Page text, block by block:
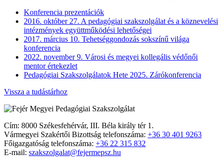
Konferencia prezentációk
2016. október 27. A pedagógiai szakszolgálat és a köznevelési
intézmények együttműködési lehetőségei
2017. március 10. Tehetséggondozás sokszínű világa
konferencia
2022. november 9. Városi és megyei kollegális védőnői
mentor értekezlet
Pedagógiai Szakszolgálatok Hete 2025. Zárókonferencia
Vissza a tudástárhoz
Cím: 8000 Székesfehérvár, III. Béla király tér 1.
Vármegyei Szakértői Bizottság telefonszáma: +36 30 401 9263
Főigazgatóság telefonszáma: +36 22 315 832
E-mail: szakszolgalat@fejermepsz.hu